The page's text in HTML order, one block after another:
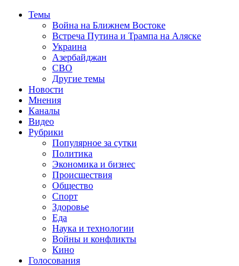
Темы
Война на Ближнем Востоке
Встреча Путина и Трампа на Аляске
Украина
Азербайджан
СВО
Другие темы
Новости
Мнения
Каналы
Видео
Рубрики
Популярное за сутки
Политика
Экономика и бизнес
Происшествия
Общество
Спорт
Здоровье
Еда
Наука и технологии
Войны и конфликты
Кино
Голосования